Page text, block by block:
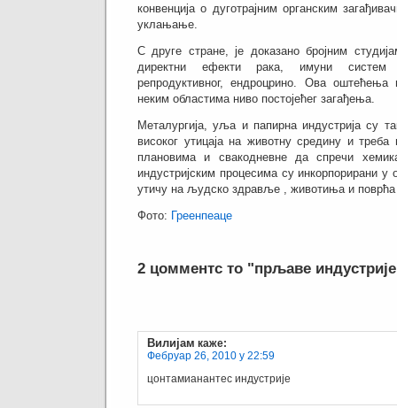
конвенција о дуготрајним органским
уклањање.
С друге стране, је доказано бројним
директни ефекти рака, имуни
репродуктивног, ендроцрино.
Ова оштећења
неким областима ниво постојећег загађења.
Металургија, уља и папирна индустрија су
високог утицаја на животну средину и треба
плановима и свакодневне да спречи
индустријским процесима су инкорпорирани у
утичу на људско здравље , животиња и
Фото: Греенпеаце
2 цомментс то "прљаве
Вилијам каже:
Фебруар 26, 2010 у 22:59
цонтамианантес индустрије